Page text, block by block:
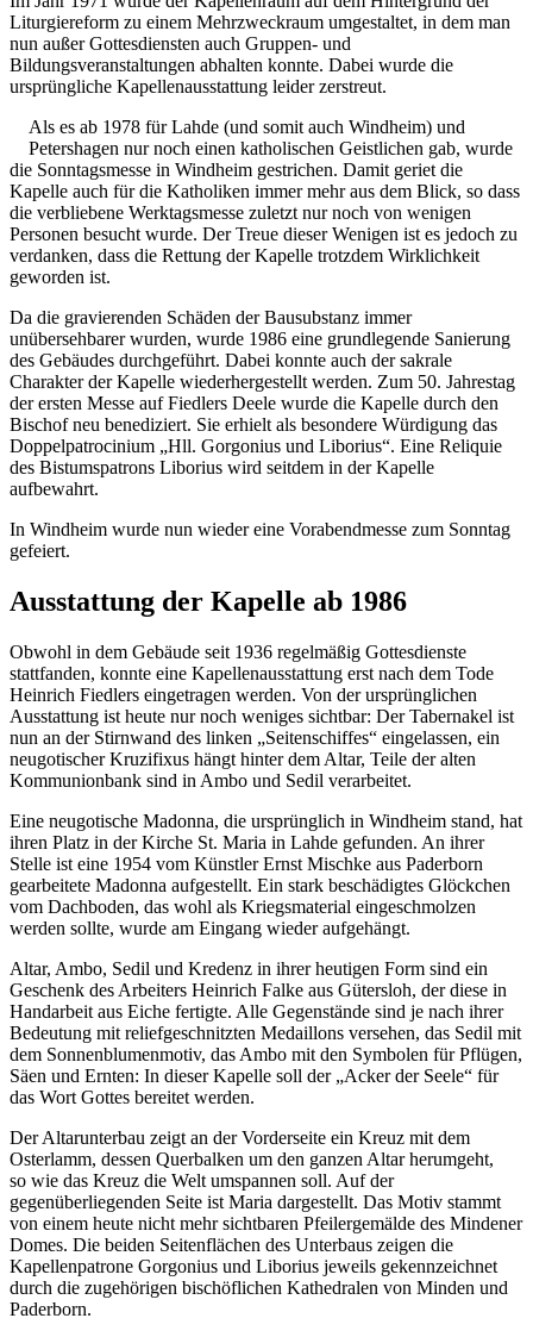
Liturgiereform zu einem Mehrzweckraum umgestaltet, in dem man
nun außer Gottesdiensten auch Gruppen- und
Bildungsveranstaltungen abhalten konnte. Dabei wurde die
ursprüngliche Kapellenausstattung leider zerstreut.
Als es ab 1978 für Lahde (und somit auch Windheim) und
Petershagen nur noch einen katholischen Geistlichen gab, wurde
die Sonntagsmesse in Windheim gestrichen. Damit geriet die
Kapelle auch für die Katholiken immer mehr aus dem Blick, so dass
die verbliebene Werktagsmesse zuletzt nur noch von wenigen
Personen besucht wurde. Der Treue dieser Wenigen ist es jedoch zu
verdanken, dass die Rettung der Kapelle trotzdem Wirklichkeit
geworden ist.
Da die gravierenden Schäden der Bausubstanz immer
unübersehbarer wurden, wurde 1986 eine grundlegende Sanierung
des Gebäudes durchgeführt. Dabei konnte auch der sakrale
Charakter der Kapelle wiederhergestellt werden. Zum 50. Jahrestag
der ersten Messe auf Fiedlers Deele wurde die Kapelle durch den
Bischof neu benediziert. Sie erhielt als besondere Würdigung das
Doppelpatrocinium „Hll. Gorgonius und Liborius“. Eine Reliquie
des Bistumspatrons Liborius wird seitdem in der Kapelle
aufbewahrt.
In Windheim wurde nun wieder eine Vorabendmesse zum Sonntag
gefeiert.
Ausstattung der Kapelle ab 1986
Obwohl in dem Gebäude seit 1936 regelmäßig Gottesdienste
stattfanden, konnte eine Kapellenausstattung erst nach dem Tode
Heinrich Fiedlers eingetragen werden. Von der ursprünglichen
Ausstattung ist heute nur noch weniges sichtbar: Der Tabernakel ist
nun an der Stirnwand des linken „Seitenschiffes“ eingelassen, ein
neugotischer Kruzifixus hängt hinter dem Altar, Teile der alten
Kommunionbank sind in Ambo und Sedil verarbeitet.
Eine neugotische Madonna, die ursprünglich in Windheim stand, hat
ihren Platz in der Kirche St. Maria in Lahde gefunden. An ihrer
Stelle ist eine 1954 vom Künstler Ernst Mischke aus Paderborn
gearbeitete Madonna aufgestellt. Ein stark beschädigtes Glöckchen
vom Dachboden, das wohl als Kriegsmaterial eingeschmolzen
werden sollte, wurde am Eingang wieder aufgehängt.
Altar, Ambo, Sedil und Kredenz in ihrer heutigen Form sind ein
Geschenk des Arbeiters Heinrich Falke aus Gütersloh, der diese in
Handarbeit aus Eiche fertigte. Alle Gegenstände sind je nach ihrer
Bedeutung mit reliefgeschnitzten Medaillons versehen, das Sedil mit
dem Sonnenblumenmotiv, das Ambo mit den Symbolen für Pflügen,
Säen und Ernten: In dieser Kapelle soll der „Acker der Seele“ für
das Wort Gottes bereitet werden.
Der Altarunterbau zeigt an der Vorderseite ein Kreuz mit dem
Osterlamm, dessen Querbalken um den ganzen Altar herumgeht,
so wie das Kreuz die Welt umspannen soll. Auf der
gegenüberliegenden Seite ist Maria dargestellt. Das Motiv stammt
von einem heute nicht mehr sichtbaren Pfeilergemälde des Mindener
Domes. Die beiden Seitenflächen des Unterbaus zeigen die
Kapellenpatrone Gorgonius und Liborius jeweils gekennzeichnet
durch die zugehörigen bischöflichen Kathedralen von Minden und
Paderborn.